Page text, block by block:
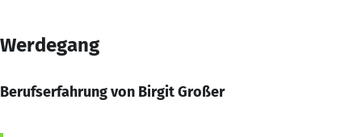
Werdegang
Berufserfahrung von Birgit Großer